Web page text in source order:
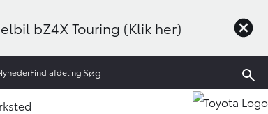
bZ4X Touring (Klik her)
Find afdeling